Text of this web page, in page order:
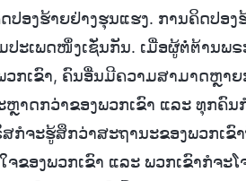
ປອງຮ້າຍຢ່າງຮຸນແຮງ. ການຄິດປອ
ປະເພດໜຶ່ງເຊັ່ນກັນ. ເມື່ອຜູ້ຕໍ່ຕ້ານພ
ກເຂົາ, ຄົນອື່ນມີຄວາມສາມາດຫຼາຍ
ດກວ່າຂອງພວກເຂົາ ແລະ ທຸກຄົນ
ຈະຮູ້ສຶກວ່າສະຖານະຂອງພວກເຂົ
ຂອງພວກເຂົາ ແລະ ພວກເຂົາກໍຈະ